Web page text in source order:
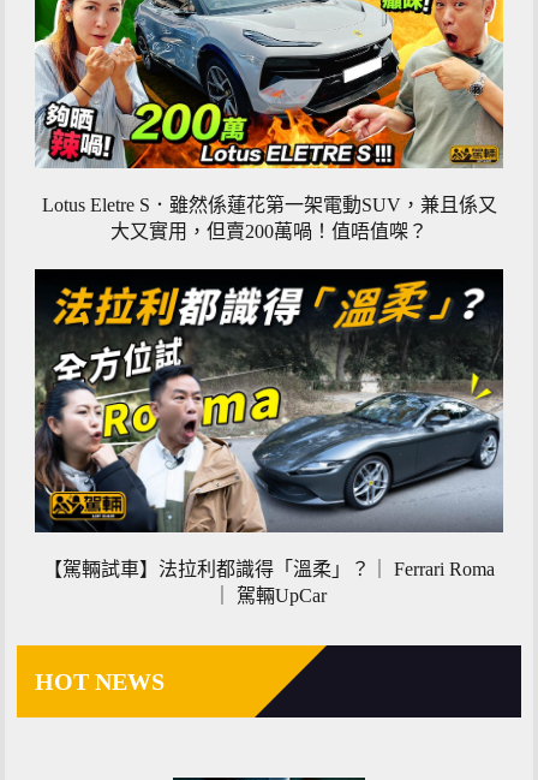
Lotus Eletre S．雖然係蓮花第一架電動SUV，兼且係又
大又實用，但賣200萬喎！值唔值㗎？
【駕輛試車】法拉利都識得「溫柔」？｜ Ferrari Roma
｜ 駕輛UpCar
HOT NEWS